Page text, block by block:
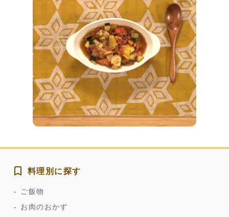
料理別に探す
ご飯物
お肉のおかず